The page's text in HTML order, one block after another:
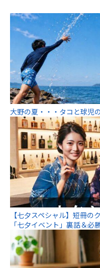
大野の夏・・・タコと球児
【七夕スペシャル】短冊
「七夕イベント」裏話＆必